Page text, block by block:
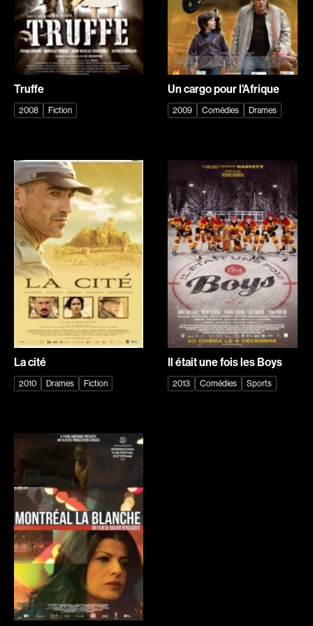
de Rycker Piet
Deer Tracey
Defalco Martin
Degryse Marc
Delacroix René
Delisle François
Demetrios Demetri
Demy Jacques
Desgagné Brian
Desgagnés Yves
Desjardins Dominic
Desjardins Paquette Joëlle
Desmares Christian
DesRochers Alain
Desrosiers Claude
Devaivre Jean
Devereaux Maurice
Devers Claire
Devlin Bernard
Dion Yves
Dionne Guylaine
Dionne Luc
Ditchburn Robert
Doe Stéphane
Doepner Martin
Dolan Xavier
Dorfmann Jacques
Dormael Jaco van
Dotan Shimon
Dragone Franco
Dubois Tristan
Duceppe Pierre
Duckworth Martin
Dufaux Georges
Dufour-Laperrière Félix
Dugowson Maurice
Duguay Christian
Truffe
2008 Fiction
Un cargo pour l'Afrique
2009 Comédies Drames
La cité
2010 Drames Fiction
Il était une fois les Boys
2013 Comédies Sports